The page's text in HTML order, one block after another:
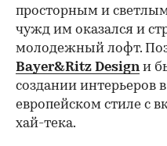
просторным и
чужд им оказался и
молодежный лофт.
Bayer&Ritz Design и
создании интерьеров
европейском стиле с
хай-тека.